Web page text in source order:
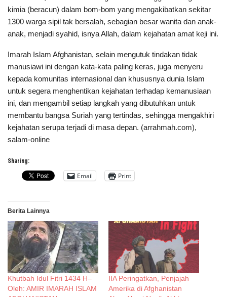
kimia (beracun) dalam bom-bom yang mengakibatkan sekitar
1300 warga sipil tak bersalah, sebagian besar wanita dan anak-
anak, menjadi syahid, isnya Allah, dalam kejahatan amat keji ini.
Imarah Islam Afghanistan, selain mengutuk tindakan tidak
manusiawi ini dengan kata-kata paling keras, juga menyeru
kepada komunitas internasional dan khususnya dunia Islam
untuk segera menghentikan kejahatan terhadap kemanusiaan
ini, dan mengambil setiap langkah yang dibutuhkan untuk
membantu bangsa Suriah yang tertindas, sehingga mengakhiri
kejahatan serupa terjadi di masa depan. (arrahmah.com),
salam-online
Sharing:
Email Print
Berita Lainnya
Khutbah Idul Fitri 1434 H–
Oleh: AMIR IMARAH ISLAM
IIA Peringatkan, Penjajah
Amerika di Afghanistan